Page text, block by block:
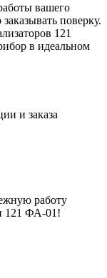
вашего
поверку.
121
в идеальном
и заказа
работу
121 ФА-01!